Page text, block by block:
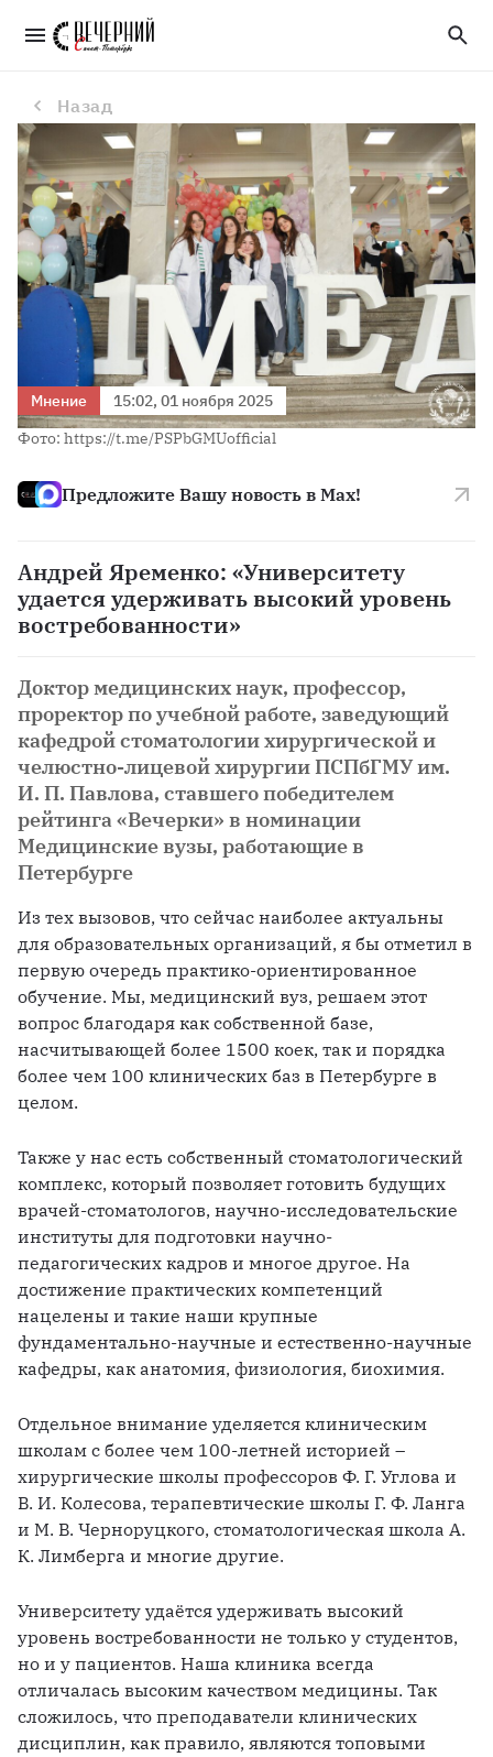
Андрей Яременко: «Университету удается удерживать высокий уровень востребованности»
Назад
Мнение
15:02, 01 ноября 2025
Фото: https://t.me/PSPbGMUofficial
Предложите Вашу новость в Max!
Андрей Яременко: «Университету
удается удерживать высокий уровень
востребованности»
Доктор медицинских наук, профессор,
проректор по учебной работе, заведующий
кафедрой стоматологии хирургической и
челюстно-лицевой хирургии ПСПбГМУ им.
И. П. Павлова, ставшего победителем
рейтинга «Вечерки» в номинации
Медицинские вузы, работающие в
Петербурге
Из тех вызовов, что сейчас наиболее актуальны
для образовательных организаций, я бы отметил в
первую очередь практико-ориентированное
обучение. Мы, медицинский вуз, решаем этот
вопрос благодаря как собственной базе,
насчитывающей более 1500 коек, так и порядка
более чем 100 клинических баз в Петербурге в
целом.
Также у нас есть собственный стоматологический
комплекс, который позволяет готовить будущих
врачей-стоматологов, научно-исследовательские
институты для подготовки научно-
педагогических кадров и многое другое. На
достижение практических компетенций
нацелены и такие наши крупные
фундаментально-научные и естественно-научные
кафедры, как анатомия, физиология, биохимия.
Отдельное внимание уделяется клиническим
школам с более чем 100-летней историей –
хирургические школы профессоров Ф. Г. Углова и
В. И. Колесова, терапевтические школы Г. Ф. Ланга
и М. В. Черноруцкого, стоматологическая школа А.
К. Лимберга и многие другие.
Университету удаётся удерживать высокий
уровень востребованности не только у студентов,
но и у пациентов. Наша клиника всегда
отличалась высоким качеством медицины. Так
сложилось, что преподаватели клинических
дисциплин, как правило, являются топовыми